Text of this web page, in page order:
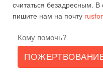
считаться безадресным. В
пишите нам на почту
Кому помочь?